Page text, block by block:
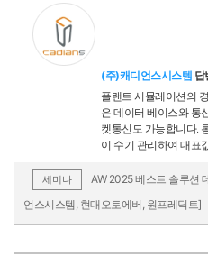
(주)캐디언스시스템 답
플랜트 시뮬레이션의
은 데이터 베이스와 통
켓통신도 가능합니다.
이 수기 관리하여 대표
세미나
AW 2025 베스트 솔루션
언스시스템, 현대오토에버, 원프레딕트]